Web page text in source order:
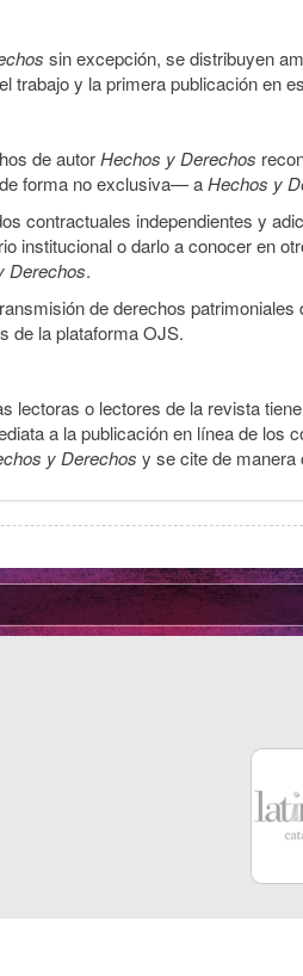
sin excepción, se distribuyen
trabajo y la primera publicación en
de autorHechos y Derechos
forma no exclusiva— aHechos y
contractuales independientes y
institucional o darlo a conocer en
Derechos.
de derechos
de la plataforma OJS.
lectoras o lectores de la revista
a la publicación en línea de
y Derechos y se cite de manera